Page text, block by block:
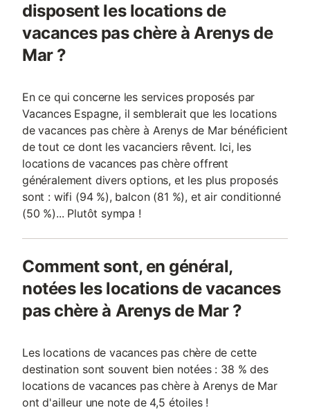
disposent les locations de
vacances pas chère à Arenys de
Mar ?
En ce qui concerne les services proposés par
Vacances Espagne, il semblerait que les locations
de vacances pas chère à Arenys de Mar bénéficient
de tout ce dont les vacanciers rêvent. Ici, les
locations de vacances pas chère offrent
généralement divers options, et les plus proposés
sont : wifi (94 %), balcon (81 %), et air conditionné
(50 %)... Plutôt sympa !
Comment sont, en général,
notées les locations de vacances
pas chère à Arenys de Mar ?
Les locations de vacances pas chère de cette
destination sont souvent bien notées : 38 % des
locations de vacances pas chère à Arenys de Mar
ont d'ailleur une note de 4,5 étoiles !